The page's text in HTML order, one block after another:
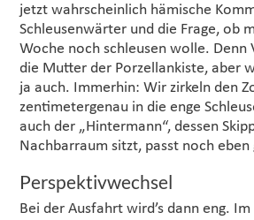
jetzt wahrscheinlich hämische
Schleusenwärter und die Frage, ob
Woche noch schleusen wolle. Denn
die Mutter der Porzellankiste, aber
ja auch. Immerhin: Wir zirkeln den
zentimetergenau in die enge
auch der „Hintermann“, dessen
Nachbarraum sitzt, passt noch
Perspektivwechsel
Bei der Ausfahrt wird’s dann eng.